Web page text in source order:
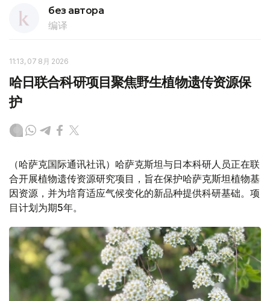
без автора
编译
11:13, 07 8月 2026
哈日联合科研项目聚焦野生植物遗传资源保
护
（哈萨克国际通讯社讯）哈萨克斯坦与日本科研人员正在联
合开展植物遗传资源研究项目，旨在保护哈萨克斯坦植物基
因资源，并为培育适应气候变化的新品种提供科研基础。项
目计划为期5年。